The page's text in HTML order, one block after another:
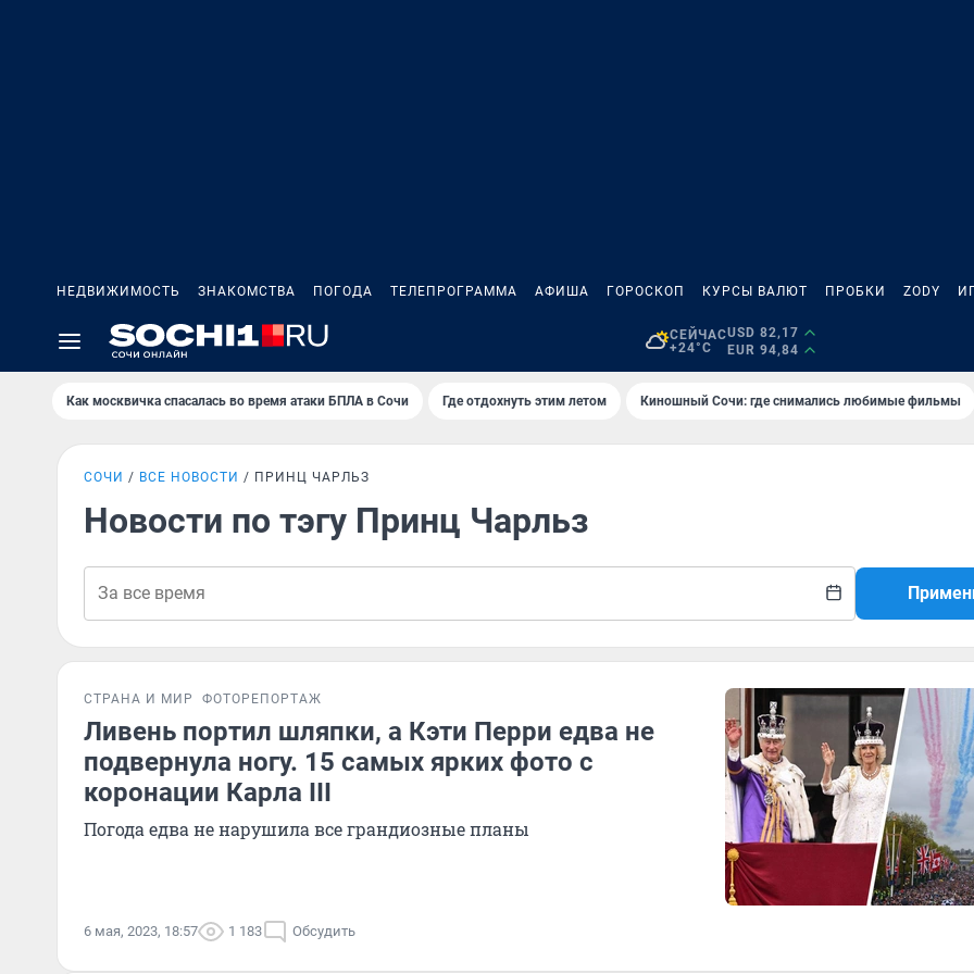
НЕДВИЖИМОСТЬ ЗНАКОМСТВА ПОГОДА ТЕЛЕПРОГРАММА АФИША ГОРОСКОП КУРСЫ ВАЛЮТ ПРОБКИ ZODY
СЕЙЧАС
+24°C
USD 82,17
EUR 94,84
Как москвичка спасалась во время атаки БПЛА в Сочи Где отдохнуть этим летом Киношный Сочи: где снимались любимые фильмы
СОЧИ ВСЕ НОВОСТИ ПРИНЦ ЧАРЛЬЗ
Новости по тэгу Принц Чарльз
СТРАНА И МИР ФОТОРЕПОРТАЖ
Ливень портил шляпки, а Кэти Перри едва не
подвернула ногу. 15 самых ярких фото с
коронации Карла III
Погода едва не нарушила все грандиозные планы
6 мая, 2023, 18:57 1 183 Обсудить